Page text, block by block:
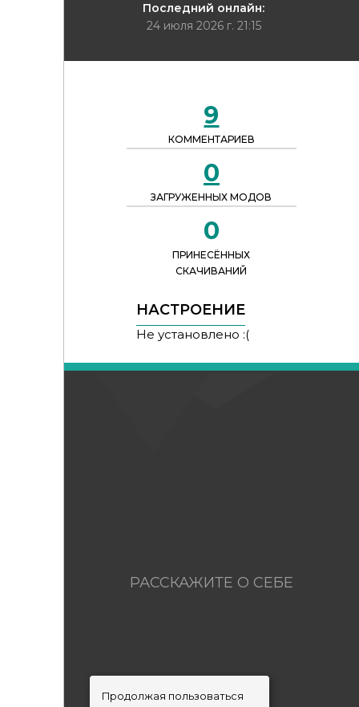
Последний онлайн:
24 июля 2026 г. 21:15
9
КОММЕНТАРИЕВ
0
ЗАГРУЖЕННЫХ МОДОВ
0
ПРИНЕСЁННЫХ
СКАЧИВАНИЙ
НАСТРОЕНИЕ
Не установлено :(
РАССКАЖИТЕ О СЕБЕ
Продолжая пользоваться